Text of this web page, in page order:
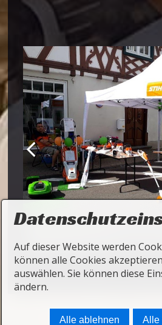
Startseite Kontakt
Auf dieser Website werden
können alle Cookies
auswählen. Sie können diese
ändern.
Alle ablehnen Alle